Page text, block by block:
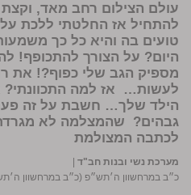
עולם הצילום רחב מאד,
להתחיל אז החלטתי ללכת
טועים בה והיא כל כך
היום? על הצורך להתכופף!
מספיק הגב שלי כפוף?! את
לעשות… אז למה
הילד שלך… חשבת על זה
גבהים? שהמצלמה לא
לכתבה המצולמת
מערכת נשי ובנות חב"ד
כ״ב במרחשוון ה׳תש״פ (כ״ב במרחשוון ה׳תש״פ (20/